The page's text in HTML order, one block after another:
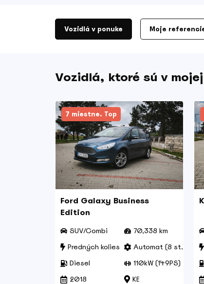
Vozidlá v ponuke Moje
Vozidlá, ktoré sú v
7 miestne. Top
Ford Galaxy Business
Edition
SUV/Combi
70,338 km
Predných kolies
Automat (8 st.)
Diesel
110kW (149PS)
2018
KE